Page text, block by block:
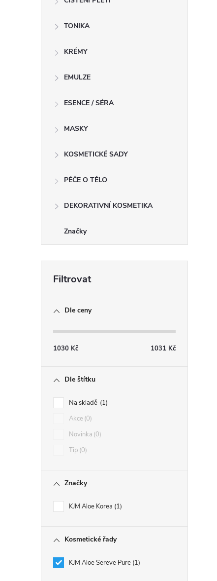
TONIKA
KRÉMY
EMULZE
ESENCE / SÉRA
MASKY
KOSMETICKÉ SADY
PÉČE O TĚLO
DEKORATIVNÍ KOSMETIKA
Značky
Dle ceny
1030 Kč 1031 Kč
Dle štítku
Na skladě 1
Akce 0
Novinka 0
Tip 0
Značky
KJM Aloe Korea 1
Kosmetické řady
KJM Aloe Sereve Pure 1